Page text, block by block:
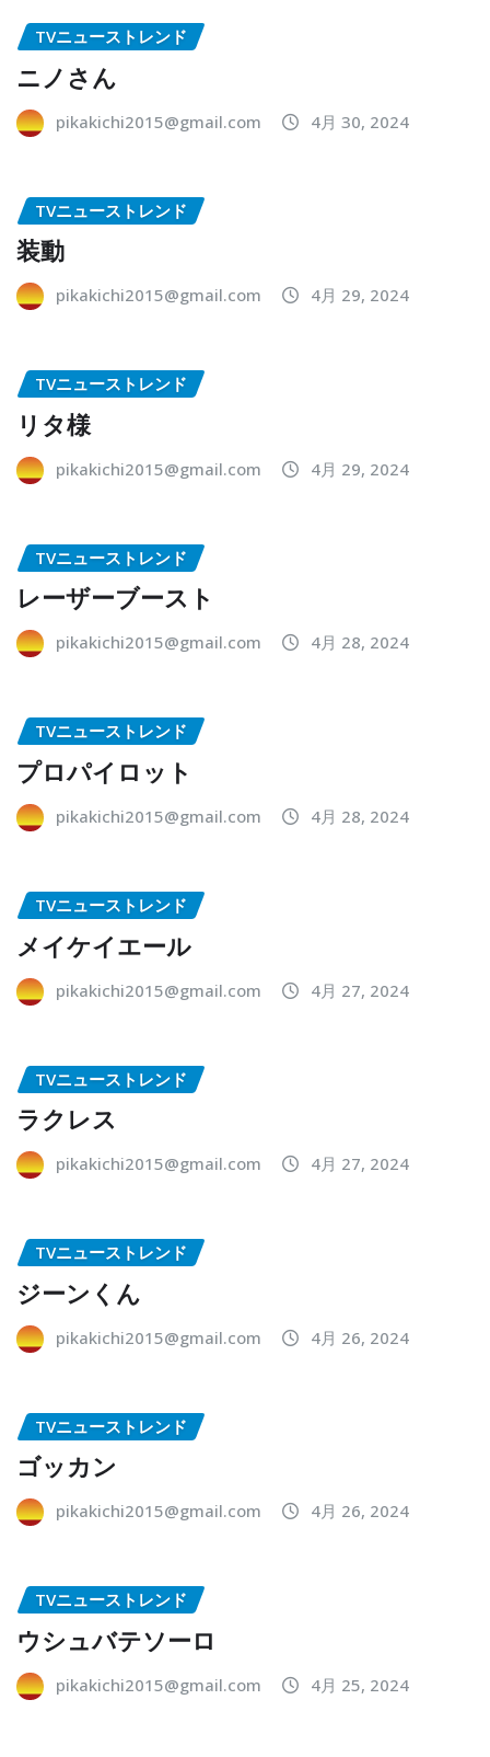
TVニューストレンド
ニノさん
pikakichi2015@gmail.com 4月 30, 2024
TVニューストレンド
装動
pikakichi2015@gmail.com 4月 29, 2024
TVニューストレンド
リタ様
pikakichi2015@gmail.com 4月 29, 2024
TVニューストレンド
レーザーブースト
pikakichi2015@gmail.com 4月 28, 2024
TVニューストレンド
プロパイロット
pikakichi2015@gmail.com 4月 28, 2024
TVニューストレンド
メイケイエール
pikakichi2015@gmail.com 4月 27, 2024
TVニューストレンド
ラクレス
pikakichi2015@gmail.com 4月 27, 2024
TVニューストレンド
ジーンくん
pikakichi2015@gmail.com 4月 26, 2024
TVニューストレンド
ゴッカン
pikakichi2015@gmail.com 4月 26, 2024
TVニューストレンド
ウシュバテソーロ
pikakichi2015@gmail.com 4月 25, 2024